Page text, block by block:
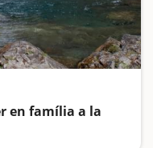
en família a la